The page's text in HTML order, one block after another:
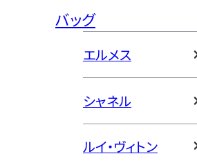
バッグ
エルメス
シャネル
ルイ・ヴィトン